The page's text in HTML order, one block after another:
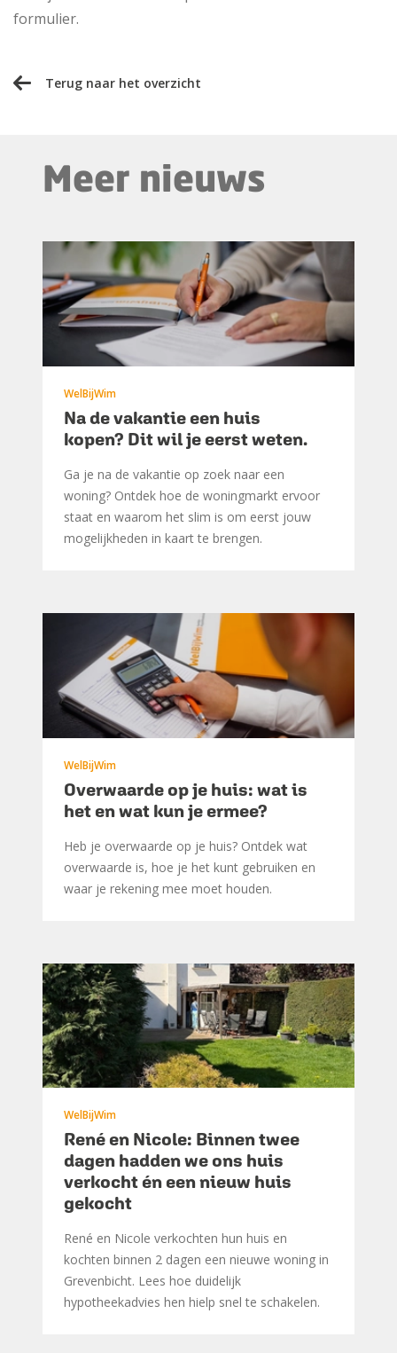
formulier.
Terug naar het overzicht
Meer nieuws
WelBijWim
Na de vakantie een huis
kopen? Dit wil je eerst weten.
Ga je na de vakantie op zoek naar een
woning? Ontdek hoe de woningmarkt ervoor
staat en waarom het slim is om eerst jouw
mogelijkheden in kaart te brengen.
WelBijWim
Overwaarde op je huis: wat is
het en wat kun je ermee?
Heb je overwaarde op je huis? Ontdek wat
overwaarde is, hoe je het kunt gebruiken en
waar je rekening mee moet houden.
WelBijWim
René en Nicole: Binnen twee
dagen hadden we ons huis
verkocht én een nieuw huis
gekocht
René en Nicole verkochten hun huis en
kochten binnen 2 dagen een nieuwe woning in
Grevenbicht. Lees hoe duidelijk
hypotheekadvies hen hielp snel te schakelen.